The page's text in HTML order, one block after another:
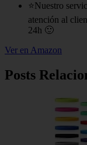
⭐Nuestro
atención al
24h 🙂
Ver en Amazon
Posts